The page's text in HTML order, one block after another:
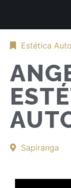
Estética
Sapiranga